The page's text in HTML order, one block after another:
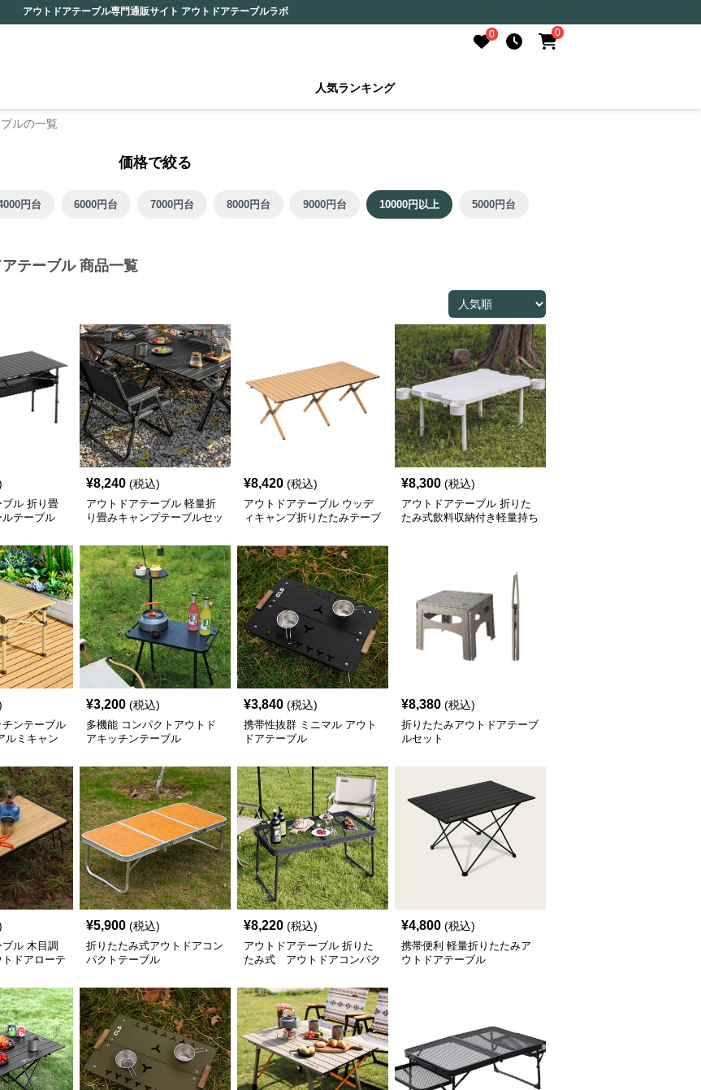
アウトドアテーブル専門通販サイト アウトドアテーブルラボ
0
0
人気ランキング
ルの一覧
価格で絞る
円台 6000円台 7000円台 8000円台 9000円台 10000円以上 5000円台
テーブル 商品一覧
ル 折り畳
テーブル
¥8,240 (税込)
アウトドアテーブル 軽量折
り畳みキャンプテーブルセッ
¥8,420 (税込)
アウトドアテーブル ウッデ
ィキャンプ折りたたみテーブ
¥8,300 (税込)
アウトドアテーブル 折りた
たみ式飲料収納付き軽量持ち
ンテーブル
ルミキャン
¥3,200 (税込)
多機能 コンパクトアウトド
アキッチンテーブル
¥3,840 (税込)
携帯性抜群 ミニマル アウト
ドアテーブル
¥8,380 (税込)
折りたたみアウトドアテーブ
ルセット
ル 木目調
ドアローテ
¥5,900 (税込)
折りたたみ式アウトドアコン
パクトテーブル
¥8,220 (税込)
アウトドアテーブル 折りた
たみ式 アウトドアコンパク
¥4,800 (税込)
携帯便利 軽量折りたたみア
ウトドアテーブル